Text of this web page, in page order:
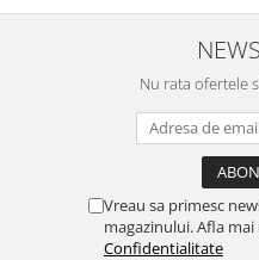
Nu rata ofertele
Vreau sa primesc
magazinului. Afla
Confidentialitate